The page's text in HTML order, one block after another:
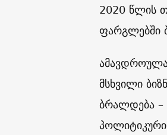
2020 წლის
ფარგლებში
მსხვილი
ბრალდება –